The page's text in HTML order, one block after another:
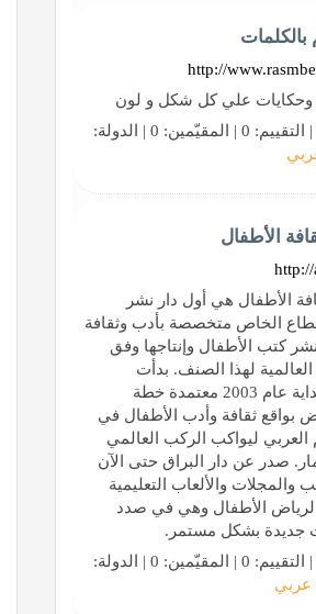
http://
وحكايات علي كل شكل و لون
الأطفال
الأطفال هي أول دار نشر
الخاص متخصصة بأدب وثقافة
كتب الأطفال وإنتاجها وفق
العالمية لهذا الصنف. بدأت
مسيرتها في بداية عام 2003 معتمدة خطة
بواقع ثقافة وأدب الأطفال في
العربي ليواكب الركب العالمي
صدر عن دار البراق حتى الآن
والمجلات والألعاب التعليمية
لرياض الأطفال وهي في صدد
جديدة بشكل مستمر.
عربي